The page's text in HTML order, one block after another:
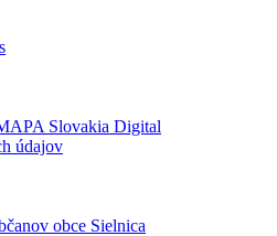
Slovakia Digital
údajov
obce Sielnica